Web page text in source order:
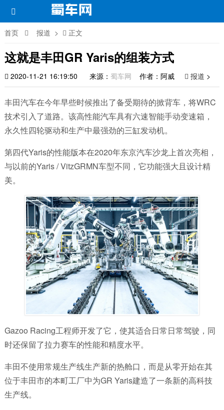
首页 报道 > 正文
这就是丰田GR Yaris的组装方式
2020-11-21 16:19:50 来源： 蜀车网 作者：阿威 报道 >
丰田汽车在今年早些时候推出了备受期待的掀背车，将WRC
技术引入了道路。该高性能汽车具有六速智能手动变速箱，
永久性四轮驱动和生产中最强劲的三缸发动机。
第四代Yaris的性能版本在2020年东京汽车沙龙上首次亮相，
与以前的Yaris / VitzGRMN车型不同，它功能强大且设计精
美。
Gazoo Racing工程师开发了它，使其适合日常日常驾驶，同
时还保留了拉力赛车的性能和精度水平。
丰田不使用常规生产线生产新的热舱口，而是从零开始在其
位于丰田市的本町工厂中为GR Yaris建造了一条新的高科技
生产线。